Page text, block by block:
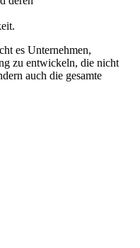
es Unternehmen,
zu entwickeln, die nicht
auch die gesamte